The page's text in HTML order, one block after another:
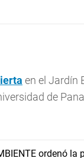
en el Jardín
de